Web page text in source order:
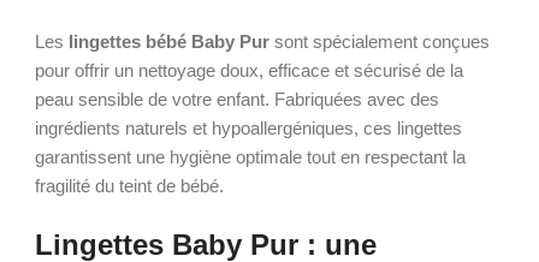
Les lingettes bébé Baby Pur sont spécialement conçues
pour offrir un nettoyage doux, efficace et sécurisé de la
peau sensible de votre enfant. Fabriquées avec des
ingrédients naturels et hypoallergéniques, ces lingettes
garantissent une hygiène optimale tout en respectant la
fragilité du teint de bébé.
Lingettes Baby Pur : une